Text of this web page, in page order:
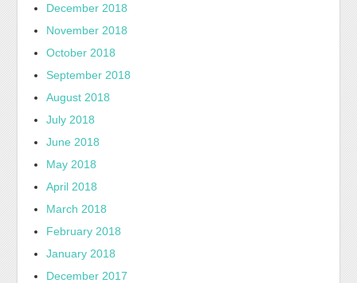
December 2018
November 2018
October 2018
September 2018
August 2018
July 2018
June 2018
May 2018
April 2018
March 2018
February 2018
January 2018
December 2017